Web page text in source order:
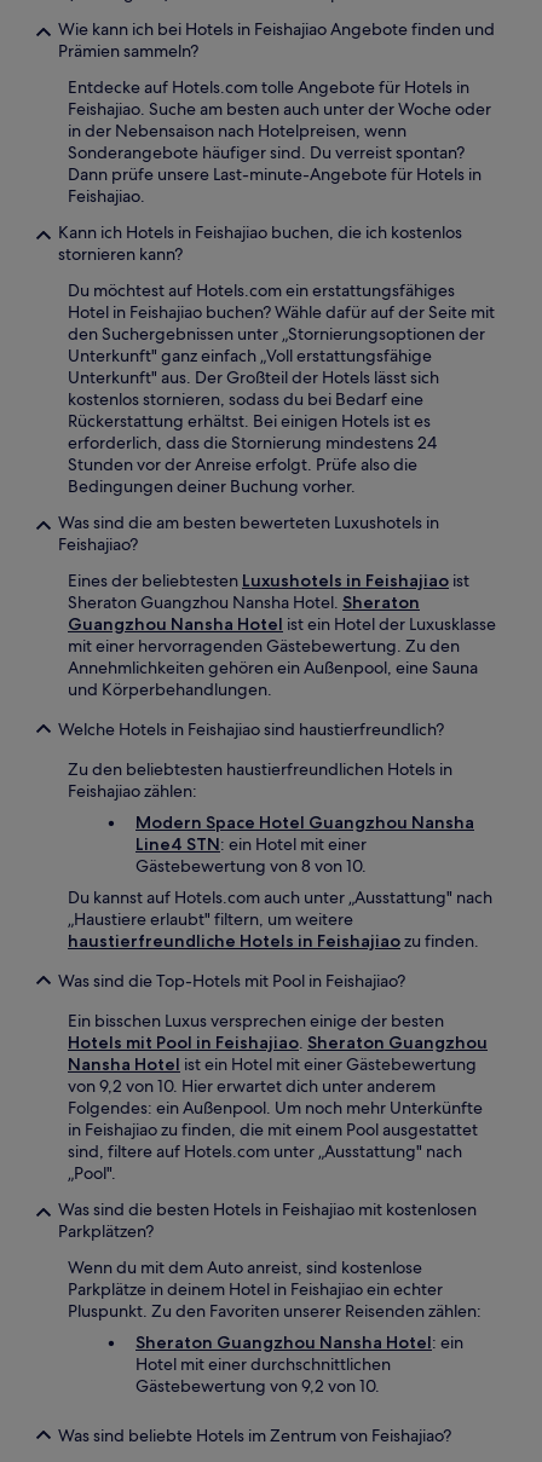
Wie kann ich bei Hotels in Feishajiao Angebote finden und
Prämien sammeln?
Entdecke auf Hotels.com tolle Angebote für Hotels in
Feishajiao. Suche am besten auch unter der Woche oder
in der Nebensaison nach Hotelpreisen, wenn
Sonderangebote häufiger sind. Du verreist spontan?
Dann prüfe unsere Last-minute-Angebote für Hotels in
Feishajiao.
Kann ich Hotels in Feishajiao buchen, die ich kostenlos
stornieren kann?
Du möchtest auf Hotels.com ein erstattungsfähiges
Hotel in Feishajiao buchen? Wähle dafür auf der Seite mit
den Suchergebnissen unter „Stornierungsoptionen der
Unterkunft" ganz einfach „Voll erstattungsfähige
Unterkunft" aus. Der Großteil der Hotels lässt sich
kostenlos stornieren, sodass du bei Bedarf eine
Rückerstattung erhältst. Bei einigen Hotels ist es
erforderlich, dass die Stornierung mindestens 24
Stunden vor der Anreise erfolgt. Prüfe also die
Bedingungen deiner Buchung vorher.
Was sind die am besten bewerteten Luxushotels in
Feishajiao?
Eines der beliebtesten Luxushotels in Feishajiao ist
Sheraton Guangzhou Nansha Hotel. Sheraton
Guangzhou Nansha Hotel ist ein Hotel der Luxusklasse
mit einer hervorragenden Gästebewertung. Zu den
Annehmlichkeiten gehören ein Außenpool, eine Sauna
und Körperbehandlungen.
Welche Hotels in Feishajiao sind haustierfreundlich?
Zu den beliebtesten haustierfreundlichen Hotels in
Feishajiao zählen:
Modern Space Hotel Guangzhou Nansha
Line4 STN: ein Hotel mit einer
Gästebewertung von 8 von 10.
Du kannst auf Hotels.com auch unter „Ausstattung" nach
„Haustiere erlaubt" filtern, um weitere
haustierfreundliche Hotels in Feishajiaozu finden.
Was sind die Top-Hotels mit Pool in Feishajiao?
Ein bisschen Luxus versprechen einige der besten
Hotels mit Pool in Feishajiao. Sheraton Guangzhou
Nansha Hotel ist ein Hotel mit einer Gästebewertung
von 9,2 von 10. Hier erwartet dich unter anderem
Folgendes: ein Außenpool. Um noch mehr Unterkünfte
in Feishajiao zu finden, die mit einem Pool ausgestattet
sind, filtere auf Hotels.com unter „Ausstattung" nach
„Pool".
Was sind die besten Hotels in Feishajiao mit kostenlosen
Parkplätzen?
Wenn du mit dem Auto anreist, sind kostenlose
Parkplätze in deinem Hotel in Feishajiao ein echter
Pluspunkt. Zu den Favoriten unserer Reisenden zählen:
Sheraton Guangzhou Nansha Hotel: ein
Hotel mit einer durchschnittlichen
Gästebewertung von 9,2 von 10.
Was sind beliebte Hotels im Zentrum von Feishajiao?